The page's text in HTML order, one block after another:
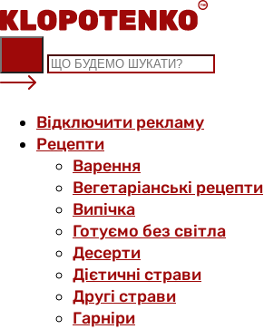
Skip
to
content
Відключити рекламу
Рецепти
Варення
Вегетаріанські рецепти
Випічка
Готуємо без світла
Десерти
Дієтичні страви
Другі страви
Гарніри